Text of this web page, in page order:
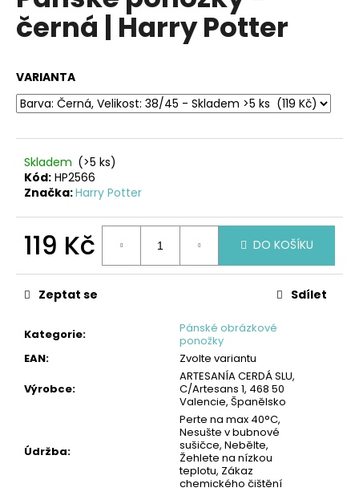
0,0
z
černá | Harry Potter
VARIANTA
Skladem (>5 ks)
Kód: HP2566
Značka:Harry Potter
119 Kč
cena:
DO KOŠÍKU
Kategorie:
Pánské obrázkové
ponožky
EAN:
Zvolte variantu
Výrobce:
ARTESANÍA CERDÁ SLU,
C/Artesans 1, 468 50
Valencie, Španělsko
Údržba:
Perte na max 40°C,
Nesušte v bubnové
sušičce, Nebělte,
Žehlete na nízkou
teplotu, Zákaz
chemického čištění
Zeptat se Sdílet
a
j
t
?
o
p
u
č
u
e